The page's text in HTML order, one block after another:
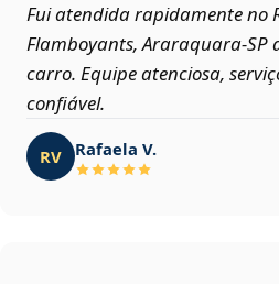
Fui atendida rapidamente no
Flamboyants, Araraquara‑SP
carro. Equipe atenciosa,
confiável.
RV Rafaela V.